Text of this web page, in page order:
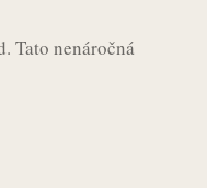
Tato nenáročná